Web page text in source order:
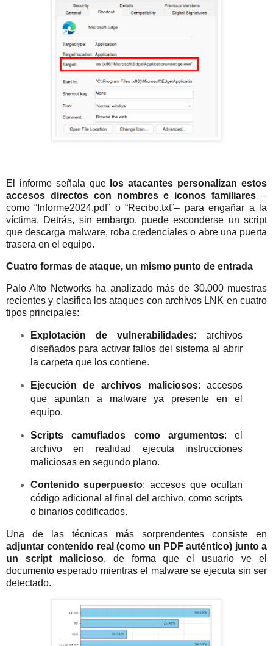
El informe señala que los atacantes personalizan estos
accesos directos con nombres e iconos familiares –
como “Informe2024.pdf” o “Recibo.txt”– para engañar a la
víctima. Detrás, sin embargo, puede esconderse un script
que descarga malware, roba credenciales o abre una puerta
trasera en el equipo.
Cuatro formas de ataque, un mismo punto de entrada
Palo Alto Networks ha analizado más de 30.000 muestras
recientes y clasifica los ataques con archivos LNK en cuatro
tipos principales:
Explotación de vulnerabilidades: archivos
diseñados para activar fallos del sistema al abrir
la carpeta que los contiene.
Ejecución de archivos maliciosos: accesos
que apuntan a malware ya presente en el
equipo.
Scripts camuflados como argumentos: el
archivo en realidad ejecuta instrucciones
maliciosas en segundo plano.
Contenido superpuesto: accesos que ocultan
código adicional al final del archivo, como scripts
o binarios codificados.
Una de las técnicas más sorprendentes consiste en
adjuntar contenido real (como un PDF auténtico) junto a
un script malicioso, de forma que el usuario ve el
documento esperado mientras el malware se ejecuta sin ser
detectado.